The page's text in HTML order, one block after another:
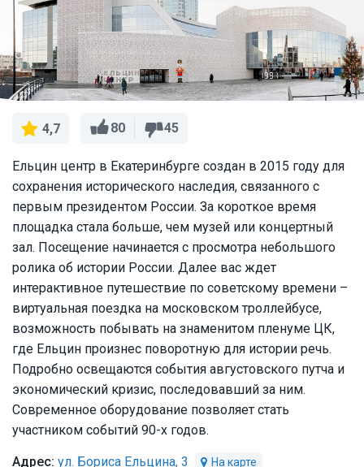
4,7 80 45
Ельцин центр в Екатеринбурге создан в 2015 году для
сохранения исторического наследия, связанного с
первым президентом России. За короткое время
площадка стала больше, чем музей или концертный
зал. Посещение начинается с просмотра небольшого
ролика об истории России. Далее вас ждет
интерактивное путешествие по советскому времени –
виртуальная поездка на московском троллейбусе,
возможность побывать на знаменитом пленуме ЦК,
где Ельцин произнес поворотную для истории речь.
Подробно освещаются события августовского путча и
экономический кризис, последовавший за ним.
Современное оборудование позволяет стать
участником событий 90-х годов.
ул. Бориса Ельцина, 3